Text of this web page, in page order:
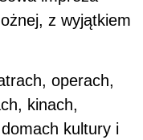
z wyjątkiem
operach,
kinach,
kultury i